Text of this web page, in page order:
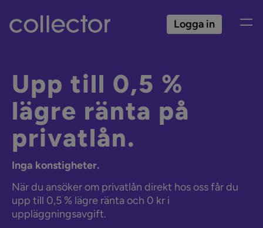
Logga in
Upp till 0,5 %
lägre ränta på
privatlån.
Inga konstigheter.
När du ansöker om privatlån direkt hos oss får du
upp till 0,5 % lägre ränta och 0 kr i
uppläggningsavgift.